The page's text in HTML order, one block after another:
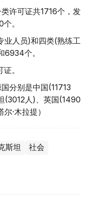
许可证共1716个，发
。
业人员)和四类(熟练工
6934个。
。
分别是中国(11713
(3012人)、英国(1490
·木拉提）
斯坦 社会